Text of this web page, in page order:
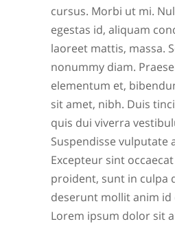
cursus. Morbi ut mi.
egestas id, aliquam
laoreet mattis, massa.
nonummy diam.
elementum et,
sit amet, nibh. Duis
quis dui viverra
Suspendisse vulputate
Excepteur sint
proident, sunt in culpa
deserunt mollit anim id
Lorem ipsum dolor sit